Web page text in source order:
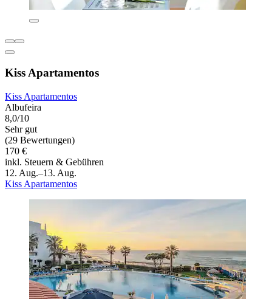
Kiss Apartamentos
Kiss Apartamentos
Albufeira
8,0/10
Sehr gut
(29 Bewertungen)
170 €
inkl. Steuern & Gebühren
12. Aug.–13. Aug.
Kiss Apartamentos